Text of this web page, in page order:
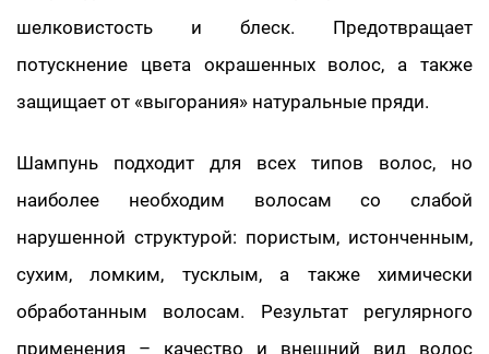
шелковистость и блеск. Предотвращает
потускнение цвета окрашенных волос, а также
защищает от «выгорания» натуральные пряди.
Шампунь подходит для всех типов волос, но
наиболее необходим волосам со слабой
нарушенной структурой: пористым, истонченным,
сухим, ломким, тусклым, а также химически
обработанным волосам. Результат регулярного
применения – качество и внешний вид волос